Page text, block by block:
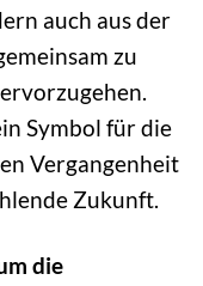
auch aus der
zu
Symbol für die
Vergangenheit
Zukunft.
die